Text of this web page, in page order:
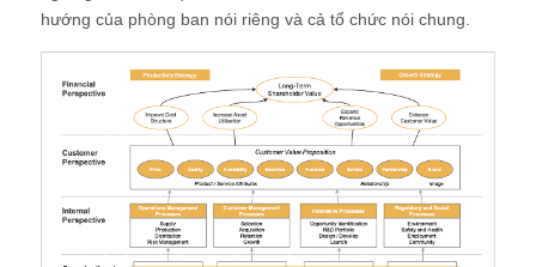
hướng của phòng ban nói riêng và cả tổ chức nói chung.